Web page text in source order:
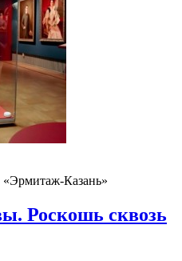
Казань»
Роскошь сквозь